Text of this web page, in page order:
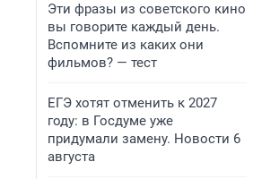
Эти фразы из советского кино
вы говорите каждый день.
Вспомните из каких они
фильмов? — тест
ЕГЭ хотят отменить к 2027
году: в Госдуме уже
придумали замену. Новости 6
августа